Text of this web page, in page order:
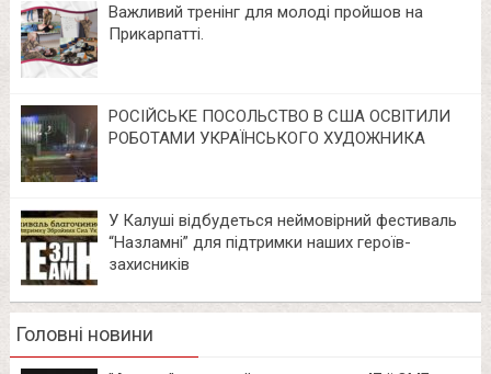
Важливий тренінг для молоді пройшов на
Прикарпатті.
РОСІЙСЬКЕ ПОСОЛЬСТВО В США ОСВІТИЛИ
РОБОТАМИ УКРАЇНСЬКОГО ХУДОЖНИКА
У Калуші відбудеться неймовірний фестиваль
“Назламні” для підтримки наших героїв-
захисників
Головні новини